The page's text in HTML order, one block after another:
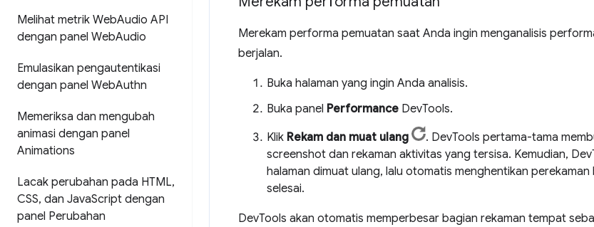
Melihat metrik WebAudio API
dengan panel WebAudio
Emulasikan pengautentikasi
dengan panel WebAuthn
Memeriksa dan mengubah
animasi dengan panel
Animations
Lacak perubahan pada HTML,
CSS, dan JavaScript dengan
panel Perubahan
Merekam performa pemuatan saat Anda ingin menganalisis
berjalan.
Buka halaman yang ingin Anda analisis.
Buka panel Performance DevTools.
Klik Rekam dan muat ulang . DevTools pertama-tama
screenshot dan rekaman aktivitas yang tersisa. Kemudian,
halaman dimuat ulang, lalu otomatis menghentikan
selesai.
DevTools akan otomatis memperbesar bagian rekaman tempat